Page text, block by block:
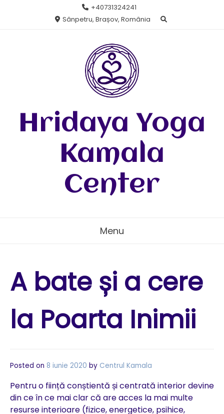
+40731324241
Sânpetru, Brașov, România
Hridaya Yoga
Kamala
Center
Menu
A bate și a cere
la Poarta Inimii
Posted on 8 iunie 2020 by Centrul Kamala
Pentru o ființă conștientă și centrată interior devine
din ce în ce mai clar că are acces la mai multe
resurse interioare (fizice, energetice, psihice,